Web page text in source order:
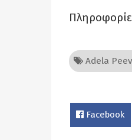
Adela
Facebook